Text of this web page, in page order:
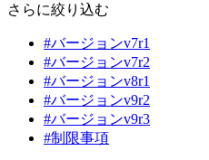
さらに絞り込む
#バージョンv7r1
#バージョンv7r2
#バージョンv8r1
#バージョンv9r2
#バージョンv9r3
#制限事項